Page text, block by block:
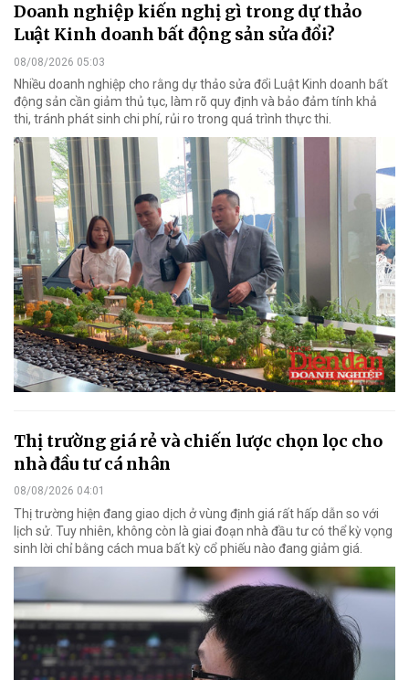
Doanh nghiệp kiến nghị gì trong dự thảo
Luật Kinh doanh bất động sản sửa đổi?
08/08/2026 05:03
Nhiều doanh nghiệp cho rằng dự thảo sửa đổi Luật Kinh doanh bất
động sản cần giảm thủ tục, làm rõ quy định và bảo đảm tính khả
thi, tránh phát sinh chi phí, rủi ro trong quá trình thực thi.
Thị trường giá rẻ và chiến lược chọn lọc cho
nhà đầu tư cá nhân
08/08/2026 04:01
Thị trường hiện đang giao dịch ở vùng định giá rất hấp dẫn so với
lịch sử. Tuy nhiên, không còn là giai đoạn nhà đầu tư có thể kỳ vọng
sinh lời chỉ bằng cách mua bất kỳ cổ phiếu nào đang giảm giá.